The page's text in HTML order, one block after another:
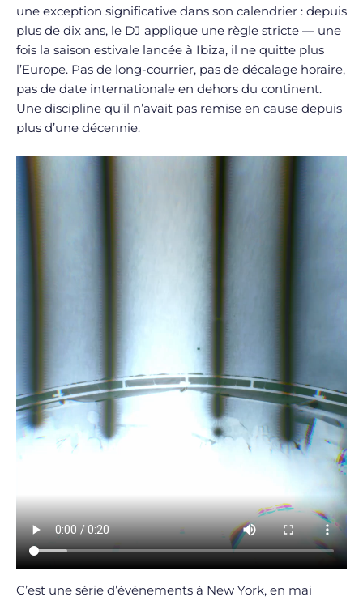
une exception significative dans son calendrier : depuis
plus de dix ans, le DJ applique une règle stricte — une
fois la saison estivale lancée à Ibiza, il ne quitte plus
l’Europe. Pas de long-courrier, pas de décalage horaire,
pas de date internationale en dehors du continent.
Une discipline qu’il n’avait pas remise en cause depuis
plus d’une décennie.
C’est une série d’événements à New York, en mai